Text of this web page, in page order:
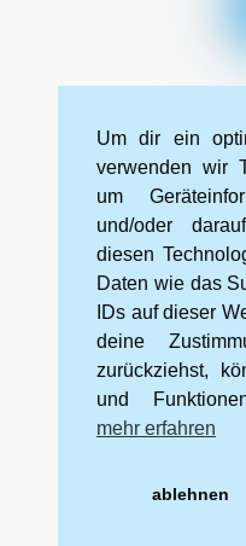
Cookie-
Kneipp-Bund
Tel.:
Mobil:
Internet:
Um dir ein
verwenden wir
um
und/oder
diesen
Daten wie das
IDs auf dieser
deine
zurückziehst,
und
mehr erfahren
ablehnen